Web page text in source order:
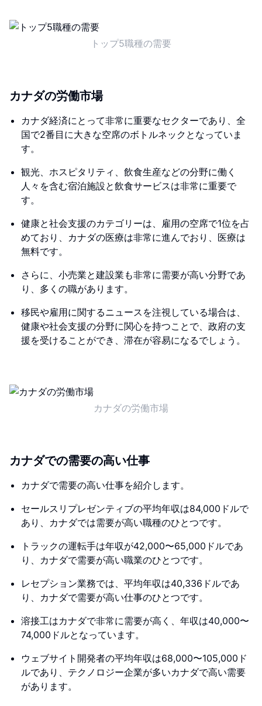
トップ5職種の需要
カナダの労働市場
カナダ経済にとって非常に重要なセクターであり、全
国で2番目に大きな空席のボトルネックとなっていま
す。
観光、ホスピタリティ、飲食生産などの分野に働く
人々を含む宿泊施設と飲食サービスは非常に重要で
す。
健康と社会支援のカテゴリーは、雇用の空席で1位を占
めており、カナダの医療は非常に進んでおり、医療は
無料です。
さらに、小売業と建設業も非常に需要が高い分野であ
り、多くの職があります。
移民や雇用に関するニュースを注視している場合は、
健康や社会支援の分野に関心を持つことで、政府の支
援を受けることができ、滞在が容易になるでしょう。
カナダの労働市場
カナダでの需要の高い仕事
カナダで需要の高い仕事を紹介します。
セールスリプレゼンティブの平均年収は84,000ドルで
あり、カナダでは需要が高い職種のひとつです。
トラックの運転手は年収が42,000〜65,000ドルであ
り、カナダで需要が高い職業のひとつです。
レセプション業務では、平均年収は40,336ドルであ
り、カナダで需要が高い仕事のひとつです。
溶接工はカナダで非常に需要が高く、年収は40,000〜
74,000ドルとなっています。
ウェブサイト開発者の平均年収は68,000〜105,000ド
ルであり、テクノロジー企業が多いカナダで高い需要
があります。